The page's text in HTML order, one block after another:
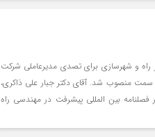
راه و شهرسازی برای تصدی مدیرعاملی شرکت
سمت منصوب شد. آقای دکتر جبار علی ذاکری،
بین المللی پیشرفت در مهندسی راه